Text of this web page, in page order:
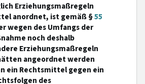
Erziehungsmaßregeln
anordnet, ist gemäß §55
wegen des Umfangs der
noch deshalb
Erziehungsmaßregeln
angeordnet werden
ein Rechtsmittel gegen ein
des